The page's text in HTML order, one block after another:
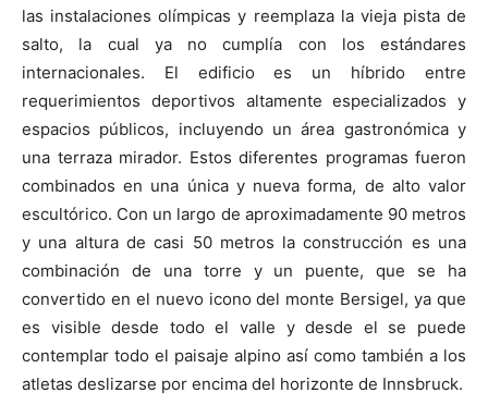
las instalaciones olímpicas y reemplaza la vieja pista de
salto, la cual ya no cumplía con los estándares
internacionales. El edificio es un híbrido entre
requerimientos deportivos altamente especializados y
espacios públicos, incluyendo un área gastronómica y
una terraza mirador. Estos diferentes programas fueron
combinados en una única y nueva forma, de alto valor
escultórico. Con un largo de aproximadamente 90 metros
y una altura de casi 50 metros la construcción es una
combinación de una torre y un puente, que se ha
convertido en el nuevo icono del monte Bersigel, ya que
es visible desde todo el valle y desde el se puede
contemplar todo el paisaje alpino así como también a los
atletas deslizarse por encima del horizonte de Innsbruck.